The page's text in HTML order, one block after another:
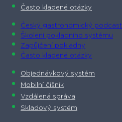
Často kladené otázky
Český gastronomický podcast​
Školení pokladního systému
Zapůjčení pokladny
Často kladené otázky
Objednávkový systém
Mobilní číšník
Vzdálená správa
Skladový systém